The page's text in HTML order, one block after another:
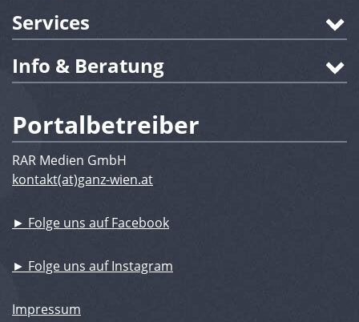
Services
Info & Beratung
Portalbetreiber
RAR Medien GmbH
kontakt(at)ganz-wien.at
► Folge uns auf Facebook
► Folge uns auf Instagram
Impressum